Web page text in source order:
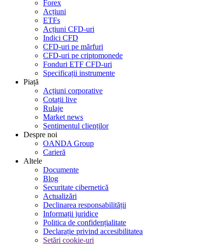
Forex
Acțiuni
ETFs
Acțiuni CFD-uri
Indici CFD
CFD-uri pe mărfuri
CFD-uri pe criptomonede
Fonduri ETF CFD-uri
Specificații instrumente
Piață
Acțiuni corporative
Cotații live
Rulaje
Market news
Sentimentul clienților
Despre noi
OANDA Group
Carieră
Altele
Documente
Blog
Securitate cibernetică
Actualizări
Declinarea responsabilității
Informații juridice
Politica de confidențialitate
Declarație privind accesibilitatea
Setări cookie-uri